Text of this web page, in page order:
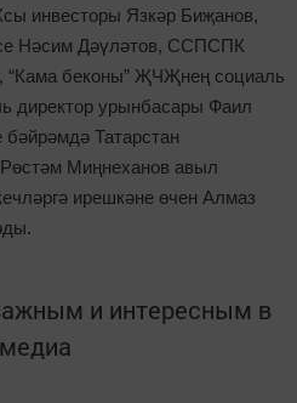
инвесторы Язкәр Биҗанов,
Нәсим Дәүләтов, ССПСПК
“Кама беконы” ҖЧҖнең социаль
директор урынбасары Фаил
бәйрәмдә Татарстан
Миңнеханов авыл
ирешкәне өчен Алмаз
и интересным в